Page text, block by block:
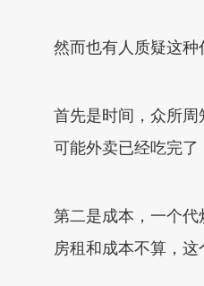
然而也有人质疑这种
首先是时间，众所
可能外卖已经吃完了
第二是成本，一个
房租和成本不算，这